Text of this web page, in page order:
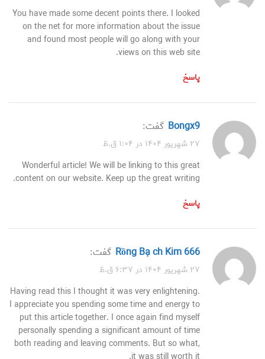
You have made some decent points there. I looked
on the net for more information about the issue
and found most people will go along with your
views on this web site.
پاسخ
Bongx9 گفت:
۲۷ شهریور ۱۴۰۴ در ۱:۰۴ ق.ظ
Wonderful article! We will be linking to this great
content on our website. Keep up the great writing.
پاسخ
Rồng Bạch Kim 666 گفت:
۲۷ شهریور ۱۴۰۴ در ۶:۳۷ ق.ظ
Having read this I thought it was very enlightening.
I appreciate you spending some time and energy to
put this article together. I once again find myself
personally spending a significant amount of time
both reading and leaving comments. But so what,